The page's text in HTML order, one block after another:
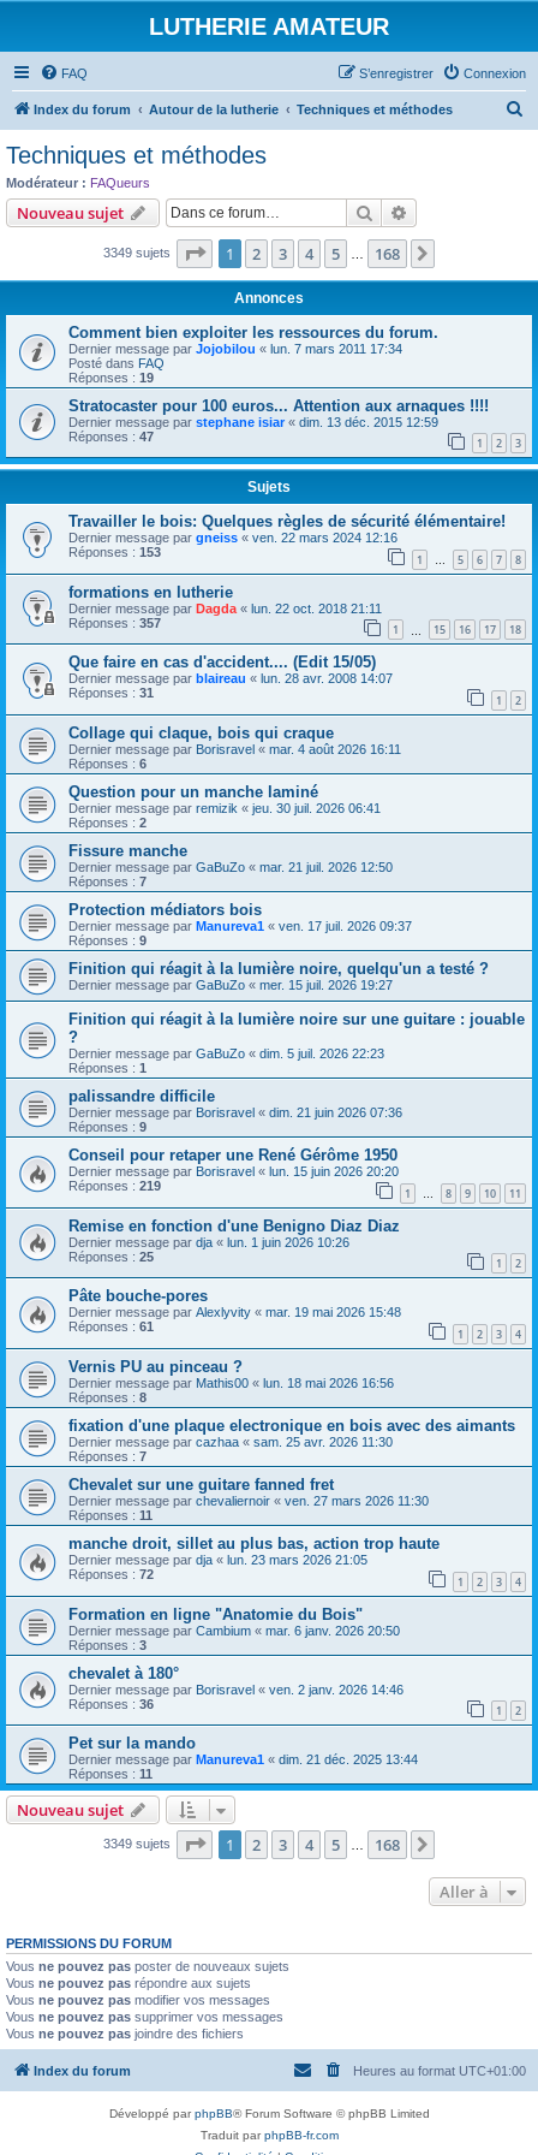
LUTHERIE AMATEUR
FAQ Connexion
S’enregistrer
Index du forum Autour de la lutherie Techniques et méthodes
c
Techniques et méthodes
Modérateur : FAQueurs
Nouveau sujet Rechercher
3349 sujets Page 1sur168
1 2 3 4 5 168
Annonces
Comment bien exploiter les ressources du forum.
Dernier message par Jojobilou « lun. 7 mars 2011 17:34
Posté dans FAQ
Réponses : 19
Stratocaster pour 100 euros... Attention aux arnaques !!!!
Dernier message par stephane isiar « dim. 13 déc. 2015 12:59
Réponses : 47 1 2 3
Sujets
Travailler le bois: Quelques règles de sécurité élémentaire!
Dernier message par gneiss « ven. 22 mars 2024 12:16
Réponses : 153 1 … 5 6 7 8
formations en lutherie
Dernier message par Dagda « lun. 22 oct. 2018 21:11
Réponses : 357 1 15 16 17 18
Que faire en cas d'accident.... (Edit 15/05)
Dernier message par blaireau « lun. 28 avr. 2008 14:07
Réponses : 31 1 2
Collage qui claque, bois qui craque
Dernier message par Borisravel « mar. 4 août 2026 16:11
Réponses : 6
Question pour un manche laminé
Dernier message par remizik « jeu. 30 juil. 2026 06:41
Réponses : 2
Fissure manche
Dernier message par GaBuZo « mar. 21 juil. 2026 12:50
Réponses : 7
Protection médiators bois
Dernier message par Manureva1 « ven. 17 juil. 2026 09:37
Réponses : 9
Finition qui réagit à la lumière noire, quelqu'un a testé ?
Dernier message par GaBuZo « mer. 15 juil. 2026 19:27
Finition qui réagit à la lumière noire sur une guitare : jouable
?
Dernier message par GaBuZo « dim. 5 juil. 2026 22:23
Réponses : 1
palissandre difficile
Dernier message par Borisravel « dim. 21 juin 2026 07:36
Réponses : 9
Conseil pour retaper une René Gérôme 1950
Dernier message par Borisravel « lun. 15 juin 2026 20:20
Réponses : 219 1 … 8 9 10 11
Remise en fonction d'une Benigno Diaz Diaz
Dernier message par dja « lun. 1 juin 2026 10:26
Réponses : 25 1 2
Pâte bouche-pores
Dernier message par Alexlyvity « mar. 19 mai 2026 15:48
Réponses : 61 1 2 3 4
Vernis PU au pinceau ?
Dernier message par Mathis00 « lun. 18 mai 2026 16:56
Réponses : 8
fixation d'une plaque electronique en bois avec des aimants
Dernier message par cazhaa « sam. 25 avr. 2026 11:30
Réponses : 7
Chevalet sur une guitare fanned fret
Dernier message par chevaliernoir « ven. 27 mars 2026 11:30
Réponses : 11
manche droit, sillet au plus bas, action trop haute
Dernier message par dja « lun. 23 mars 2026 21:05
Réponses : 72 1 2 3 4
Formation en ligne "Anatomie du Bois"
Dernier message par Cambium « mar. 6 janv. 2026 20:50
Réponses : 3
chevalet à 180°
Dernier message par Borisravel « ven. 2 janv. 2026 14:46
Réponses : 36 1 2
Pet sur la mando
Dernier message par Manureva1 « dim. 21 déc. 2025 13:44
Réponses : 11
Nouveau sujet
3349 sujets Page 1sur168
1 2 3 4 5 168
Aller à
PERMISSIONS DU FORUM
Vous ne pouvez pas poster de nouveaux sujets
Vous ne pouvez pas répondre aux sujets
Vous ne pouvez pas modifier vos messages
Vous ne pouvez pas supprimer vos messages
Vous ne pouvez pas joindre des fichiers
Index du forum Heures au format UTC+01:00
Développé parphpBB® Forum Software © phpBB Limited
Traduit parphpBB-fr.com